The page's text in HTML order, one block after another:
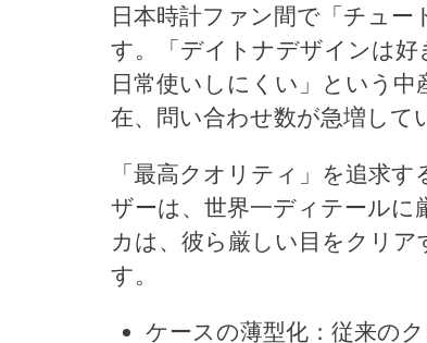
日本時計ファン間で「チュー
す。「デイトナデザインは
日常使いしにくい」という
在、問い合わせ数が急増して
「最高クオリティ」を追求
ザーは、世界一ディテールに
カは、彼ら厳しい目をクリ
す。
ケースの薄型化：従来の